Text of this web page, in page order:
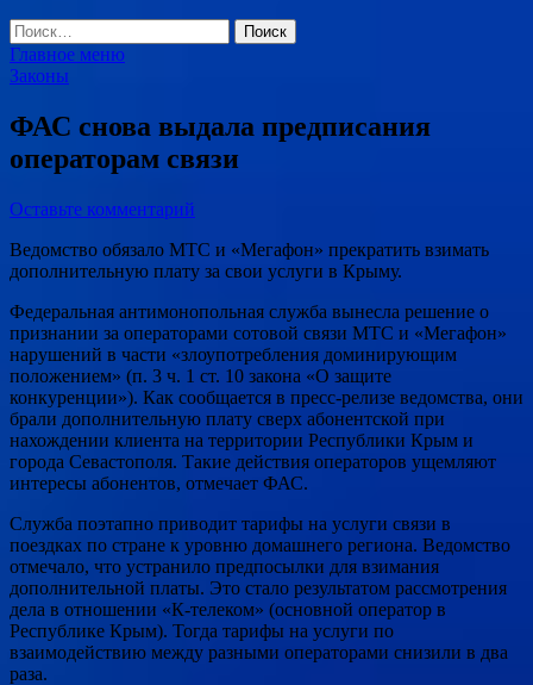
Найти:
Главное меню
Законы
ФАС снова выдала предписания
операторам связи
Оставьте комментарий
Ведомство обязало МТС и «Мегафон» прекратить взимать
дополнительную плату за свои услуги в Крыму.
Федеральная антимонопольная служба вынесла решение о
признании за операторами сотовой связи МТС и «Мегафон»
нарушений в части «злоупотребления доминирующим
положением» (п. 3 ч. 1 ст. 10 закона «О защите
конкуренции»). Как сообщается в пресс-релизе ведомства, они
брали дополнительную плату сверх абонентской при
нахождении клиента на территории Республики Крым и
города Севастополя. Такие действия операторов ущемляют
интересы абонентов, отмечает ФАС.
Служба поэтапно приводит тарифы на услуги связи в
поездках по стране к уровню домашнего региона. Ведомство
отмечало, что устранило предпосылки для взимания
дополнительной платы. Это стало результатом рассмотрения
дела в отношении «К-телеком» (основной оператор в
Республике Крым). Тогда тарифы на услуги по
взаимодействию между разными операторами снизили в два
раза.